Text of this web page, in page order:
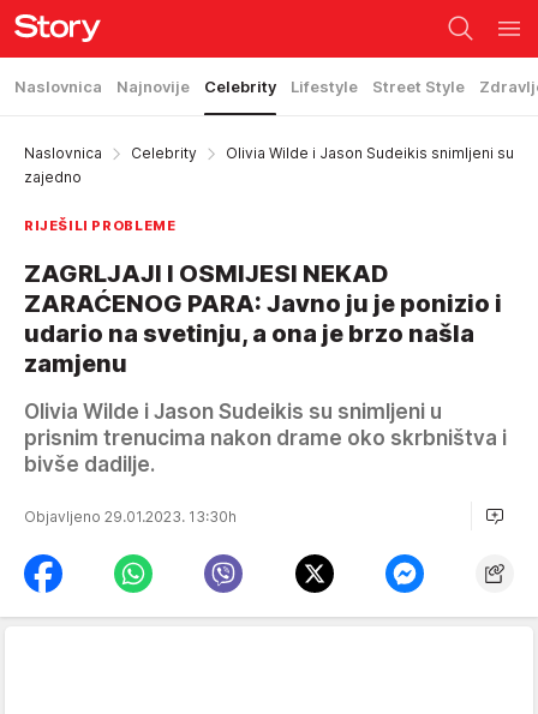
Naslovnica Najnovije Celebrity Lifestyle Street Style
Naslovnica Celebrity
Olivia Wilde i Jason Sudeikis snimljeni su
zajedno
RIJEŠILI PROBLEME
ZAGRLJAJI I OSMIJESI NEKAD
ZARAĆENOG PARA: Javno ju je ponizio i
udario na svetinju, a ona je brzo našla
zamjenu
Olivia Wilde i Jason Sudeikis su snimljeni u
prisnim trenucima nakon drame oko skrbništva i
bivše dadilje.
Objavljeno 29.01.2023. 13:30h